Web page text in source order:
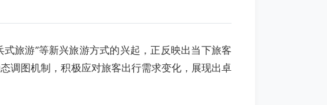
旅游”等新兴旅游方式的兴起，正反映出当下旅客
调图机制，积极应对旅客出行需求变化，展现出卓